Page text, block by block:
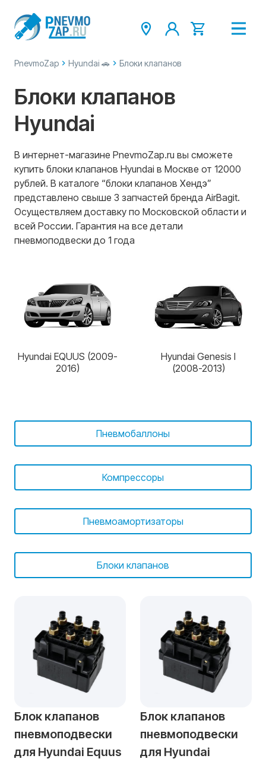
PnevmoZap Hyundai 🚗 Блоки клапанов
Блоки клапанов
Hyundai
В интернет-магазине PnevmoZap.ru вы сможете
купить блоки клапанов Hyundai в Москве от 12000
рублей. В каталоге “блоки клапанов Хендэ”
представлено свыше 3 запчастей бренда AirBagit.
Осуществляем доставку по Московской области и
всей России. Гарантия на все детали
пневмоподвески до 1 года
Hyundai EQUUS (2009-
2016)
Hyundai Genesis I
(2008-2013)
Пневмобаллоны
Компрессоры
Пневмоамортизаторы
Блоки клапанов
Блок клапанов
пневмоподвески
для Hyundai Equus
Блок клапанов
пневмоподвески
для Hyundai